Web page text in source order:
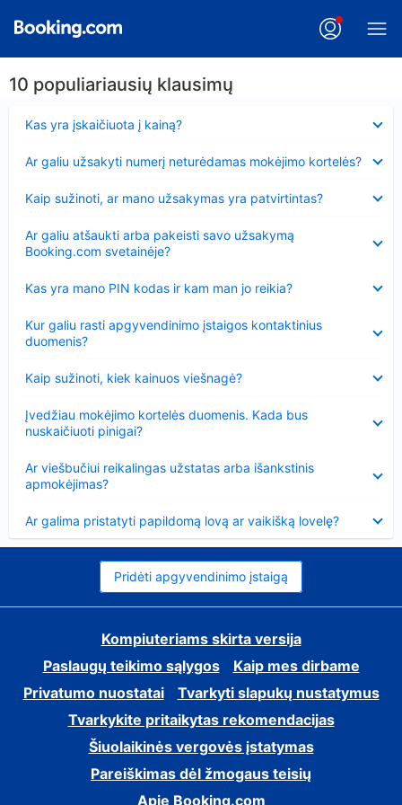
10 populiariausių klausimų
Kas yra įskaičiuota į kainą?
Ar galiu užsakyti numerį neturėdamas mokėjimo kortelės?
Kaip sužinoti, ar mano užsakymas yra patvirtintas?
Ar galiu atšaukti arba pakeisti savo užsakymą
Booking.com svetainėje?
Kas yra mano PIN kodas ir kam man jo reikia?
Kur galiu rasti apgyvendinimo įstaigos kontaktinius
duomenis?
Kaip sužinoti, kiek kainuos viešnagė?
Įvedžiau mokėjimo kortelės duomenis. Kada bus
nuskaičiuoti pinigai?
Ar viešbučiui reikalingas užstatas arba išankstinis
apmokėjimas?
Ar galima pristatyti papildomą lovą ar vaikišką lovelę?
Pridėti apgyvendinimo įstaigą
Kompiuteriams skirta versija
Paslaugų teikimo sąlygos
Kaip mes dirbame
Privatumo nuostatai
Tvarkyti slapukų nustatymus
Tvarkykite pritaikytas rekomendacijas
Šiuolaikinės vergovės įstatymas
Pareiškimas dėl žmogaus teisių
Apie Booking.com